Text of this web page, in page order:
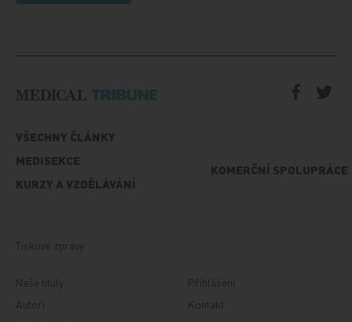
VŠECHNY ČLÁNKY
MEDISEKCE
KURZY A VZDĚLÁVÁNÍ
KOMERČNÍ SPOLUPRÁCE
Tiskové zprávy
Naše tituly
Autoři
Přihlášení
Kontakt